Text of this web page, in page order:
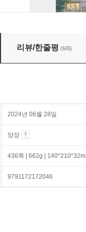
리뷰/한줄평 (6/6)
2024년 06월 28일
양장
436쪽 | 662g |
9791172172046